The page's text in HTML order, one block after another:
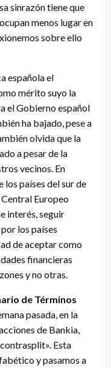
sinrazón tiene que
menos lugar en
sobre ello
española el
mérito suyo la
el Gobierno español
ha bajado, pese a
olvida que la
a pesar de la
vecinos. En
los países del sur de
Europeo
interés, seguir
los países
de aceptar como
financieras
y no otras.
de Términos
pasada, en la
de Bankia,
Esta
y pasamos a